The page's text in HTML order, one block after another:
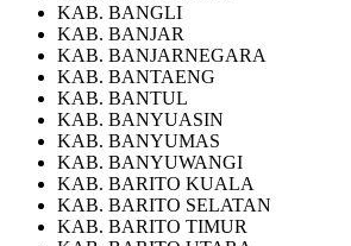
KAB. BANGLI
KAB. BANJAR
KAB. BANJARNEGARA
KAB. BANTAENG
KAB. BANTUL
KAB. BANYUASIN
KAB. BANYUMAS
KAB. BANYUWANGI
KAB. BARITO KUALA
KAB. BARITO SELATAN
KAB. BARITO TIMUR